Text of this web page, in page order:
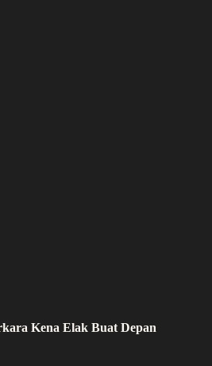
Kena Elak Buat Depan